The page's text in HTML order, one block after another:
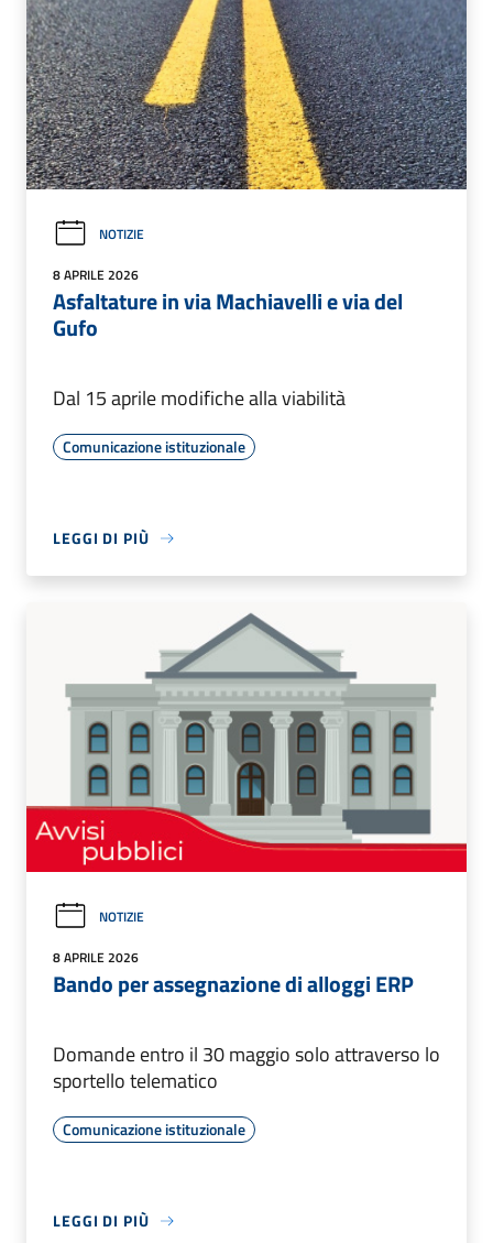
NOTIZIE
8 APRILE 2026
Asfaltature in via Machiavelli e via del
Gufo
Dal 15 aprile modifiche alla viabilità
Comunicazione istituzionale
LEGGI DI PIÙ
NOTIZIE
8 APRILE 2026
Bando per assegnazione di alloggi ERP
Domande entro il 30 maggio solo attraverso lo
sportello telematico
Comunicazione istituzionale
LEGGI DI PIÙ